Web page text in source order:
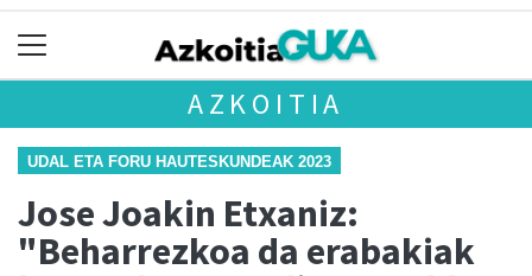
AZKOITIA
UDAL ETA FORU HAUTESKUNDEAK 2023
Jose Joakin Etxaniz:
"Beharrezkoa da erabakiak